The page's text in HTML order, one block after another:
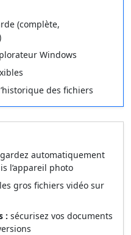
(complète,
Windows
des fichiers
automatiquement
l’appareil photo
gros fichiers vidéo sur
: sécurisez vos documents